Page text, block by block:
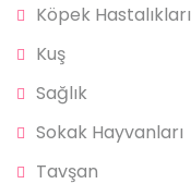
Köpek Hastalıkları
Kuş
Sağlık
Sokak Hayvanları
Tavşan